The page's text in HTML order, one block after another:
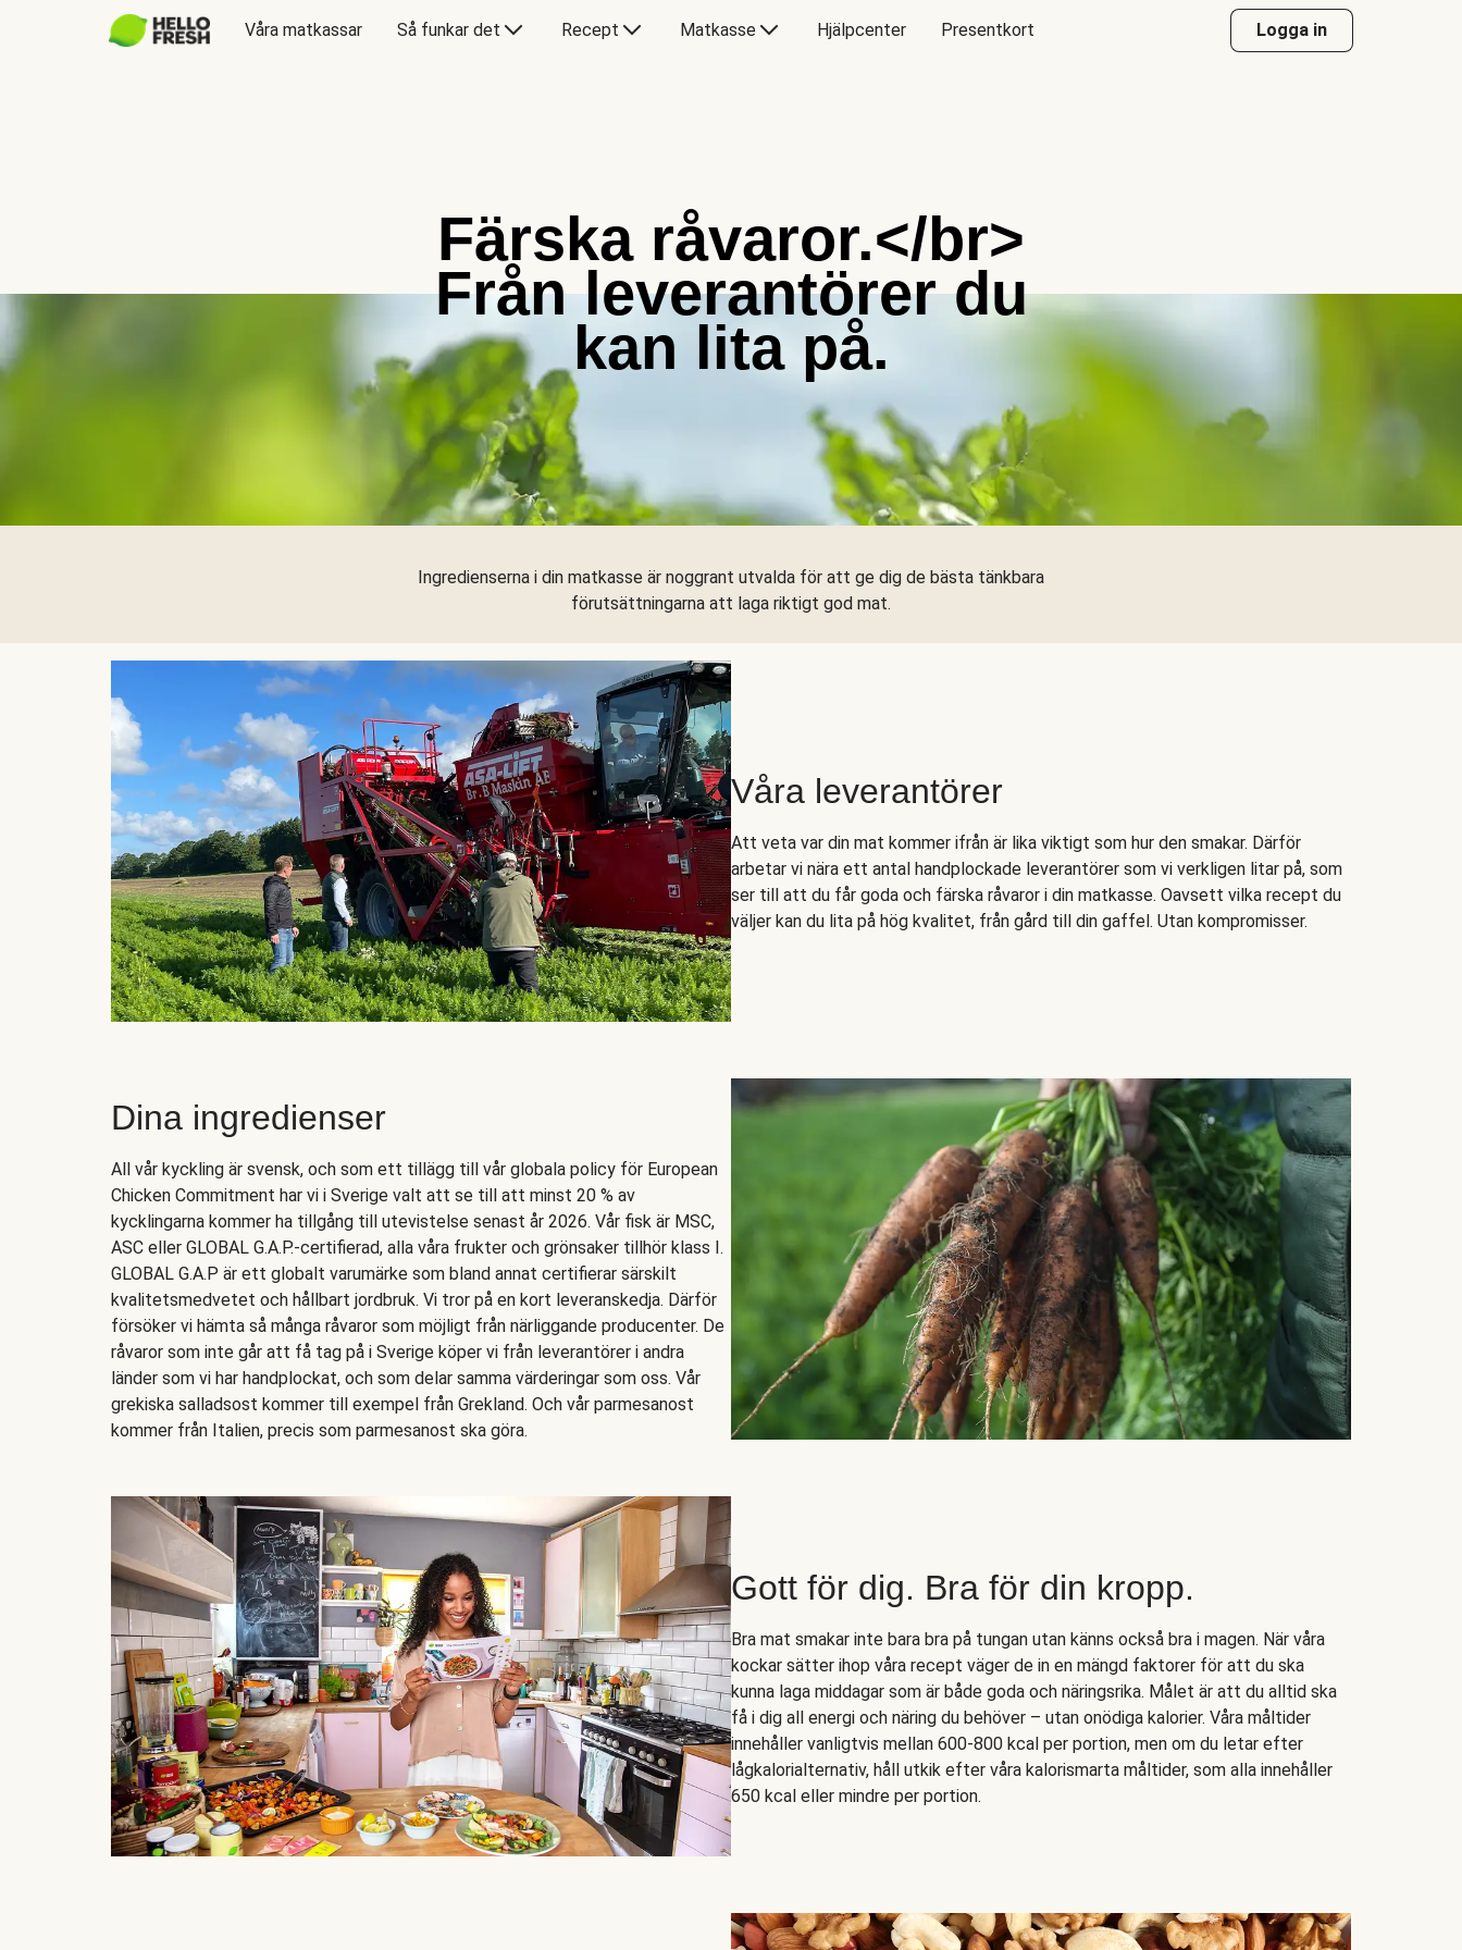
Våra matkassar Så funkar det Recept Matkasse Hjälpcenter Presentkort Logga in
Färska råvaror.</br>
Från leverantörer du
kan lita på.
Ingredienserna i din matkasse är noggrant utvalda för att ge dig de bästa tänkbara
förutsättningarna att laga riktigt god mat.
Våra leverantörer
Att veta var din mat kommer ifrån är lika viktigt som hur den smakar. Därför
arbetar vi nära ett antal handplockade leverantörer som vi verkligen litar på, som
ser till att du får goda och färska råvaror i din matkasse. Oavsett vilka recept du
väljer kan du lita på hög kvalitet, från gård till din gaffel. Utan kompromisser.
Dina ingredienser
All vår kyckling är svensk, och som ett tillägg till vår globala policy för European
Chicken Commitment har vi i Sverige valt att se till att minst 20 % av
kycklingarna kommer ha tillgång till utevistelse senast år 2026. Vår fisk är MSC,
ASC eller GLOBAL G.A.P.-certifierad, alla våra frukter och grönsaker tillhör klass I.
GLOBAL G.A.P är ett globalt varumärke som bland annat certifierar särskilt
kvalitetsmedvetet och hållbart jordbruk. Vi tror på en kort leveranskedja. Därför
försöker vi hämta så många råvaror som möjligt från närliggande producenter. De
råvaror som inte går att få tag på i Sverige köper vi från leverantörer i andra
länder som vi har handplockat, och som delar samma värderingar som oss. Vår
grekiska salladsost kommer till exempel från Grekland. Och vår parmesanost
kommer från Italien, precis som parmesanost ska göra.
Gott för dig. Bra för din kropp.
Bra mat smakar inte bara bra på tungan utan känns också bra i magen. När våra
kockar sätter ihop våra recept väger de in en mängd faktorer för att du ska
kunna laga middagar som är både goda och näringsrika. Målet är att du alltid ska
få i dig all energi och näring du behöver – utan onödiga kalorier. Våra måltider
innehåller vanligtvis mellan 600-800 kcal per portion, men om du letar efter
lågkalorialternativ, håll utkik efter våra kalorismarta måltider, som alla innehåller
650 kcal eller mindre per portion.